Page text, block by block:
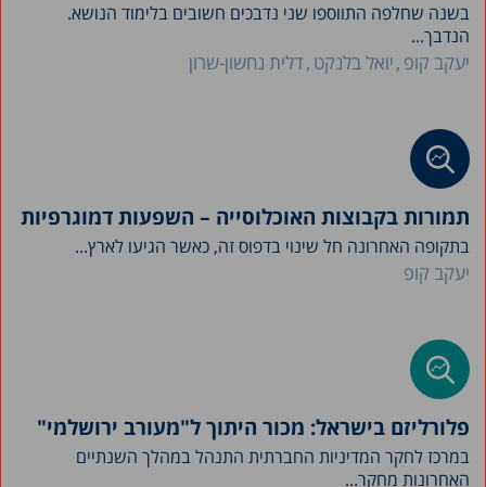
בשנה שחלפה התווספו שני נדבכים חשובים בלימוד הנושא.
הנדבך...
יעקב קופ יואל בלנקט דלית נחשון-שרון
תמורות בקבוצות האוכלוסייה – השפעות דמוגרפיות
בתקופה האחרונה חל שינוי בדפוס זה, כאשר הגיעו לארץ...
יעקב קופ
פלורליזם בישראל: מכור היתוך ל"מעורב ירושלמי"
במרכז לחקר המדיניות החברתית התנהל במהלך השנתיים
האחרונות מחקר...